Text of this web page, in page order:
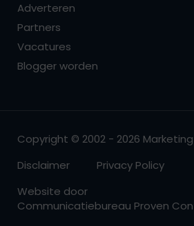
Adverteren
Partners
Vacatures
Blogger worden
Copyright © 2002 - 2026
Disclaimer
Privacy Policy
Website door
Communicatiebureau Proven